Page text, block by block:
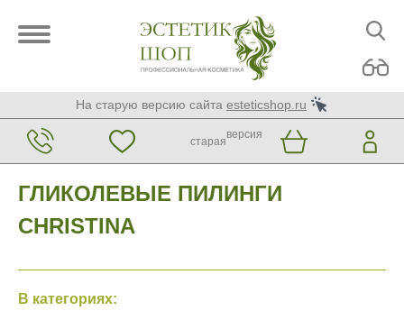
На старую версию сайта esteticshop.ru
старая
версия
ГЛИКОЛЕВЫЕ ПИЛИНГИ
CHRISTINA
В категориях: